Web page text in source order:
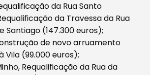
da Rua Santo
da Travessa da Rua
Santiago (147.300 euros);
de novo arruamento
Vila (99.000 euros);
Requalificação da Rua da